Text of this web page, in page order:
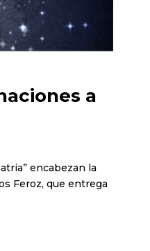
a
encabezan la
Feroz, que entrega